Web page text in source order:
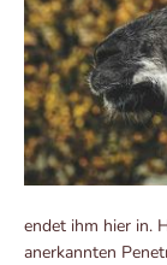
endet ihm hier in.
anerkannten